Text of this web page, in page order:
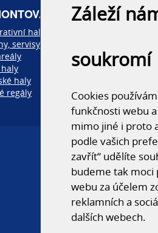
HAL
haly
servisy
haly
regály
Záleží
soukromí
Cookies
funkčnosti webu
mimo jiné i proto
podle vašich
zavřít“ udělíte
budeme tak moci
webu za účelem
reklamních a
dalších webech.